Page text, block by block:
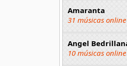
Amaranta
31 músicas online
Angel
10 músicas online